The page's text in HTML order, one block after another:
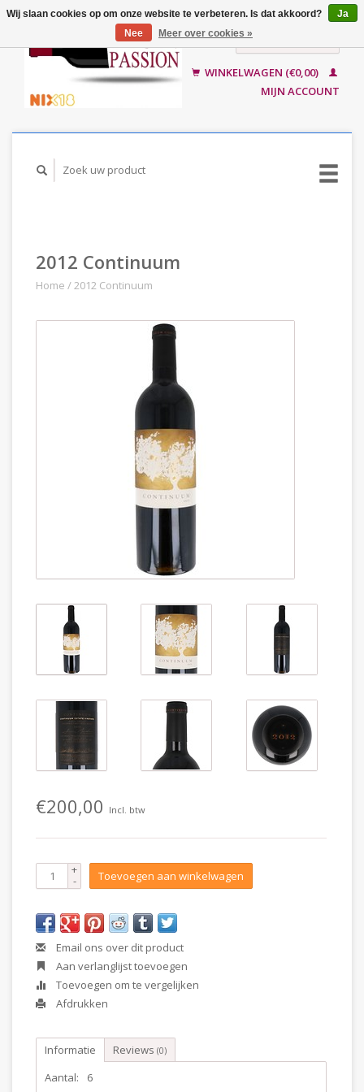
WINKELWAGEN (€0,00)
MIJN ACCOUNT
2012 Continuum
Home /2012 Continuum
€200,00 Incl. btw
+
- Toevoegen aan winkelwagen
Email ons over dit product
Aan verlanglijst toevoegen
Toevoegen om te vergelijken
Afdrukken
Informatie Reviews (0)
Aantal: 6
Wij slaan cookies op om onze website te verbeteren. Is dat akkoord?
Ja
Nee
Meer over cookies »